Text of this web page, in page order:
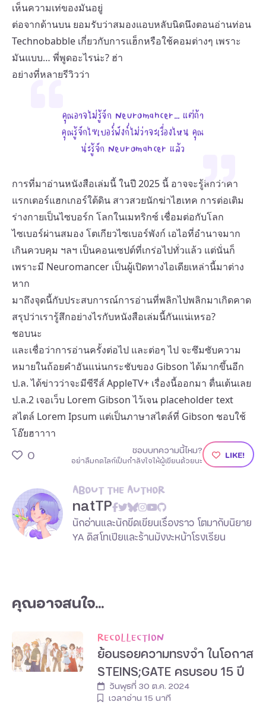
เห็นความเท่ของมันอยู่
ต่อจากด้านบน ยอมรับว่าสมองแอบหลับนิดนึงตอนอ่านท่อน
Technobabble เกี่ยวกับการแฮ็กหรือใช้คอมต่างๆ เพราะ
มันแบบ… พี่พูดอะไรน่ะ? ฮ่า
อย่างที่หลายรีวิวว่า
คุณอาจไม่รู้จัก Neuromancer… แต่ถ้า
คุณรู้จักไซเบอร์พังก์ไม่ว่าจะเรื่องไหน คุณ
น่ะรู้จัก Neuromancer แล้ว
การที่มาอ่านหนังสือเล่มนี้ ในปี 2025 นี้ อาจจะรู้สึกว่าคา
แรกเตอร์แฮกเกอร์ใต้ดิน สาวสวยนักฆ่าไฮเทค การต่อเติม
ร่างกายเป็นไซบอร์ก โลกในเมทริกซ์ เชื่อมต่อกับโลก
ไซเบอร์ผ่านสมอง โตเกียวไซเบอร์พังก์ เอไอที่อำนาจมาก
เกินควบคุม ฯลฯ เป็นคอนเซปต์ที่เกร่อไปทั่วแล้ว แต่นั่นก็
เพราะมี Neuromancer เป็นผู้เปิดทางไอเดียเหล่านี้มาต่าง
หาก
มาถึงจุดนี้กับประสบการณ์การอ่านที่พลิกไปพลิกมาเกิดคาด
สรุปว่าเรารู้สึกอย่างไรกับหนังสือเล่มนี้กันแน่เหรอ?
ชอบนะ
และเชื่อว่าการอ่านครั้งต่อไป และต่อๆ ไป จะซึมซับความ
หมายในถ้อยคำอันแน่นกระชับของ Gibson ได้มากขึ้นอีก
ป.ล. ได้ข่าวว่าจะมีซีรีส์ AppleTV+ เรื่องนี้ออกมา ตื่นเต้นเลย
ป.ล.2 เจอเว็บ Lorem Gibsonไว้เจน placeholder text
สไตล์ Lorem Ipsum แต่เป็นภาษาสไตล์ที่ Gibson ชอบใช้
โอ๊ยฮาาาา
0 ชอบบทความนี้ไหม?
อย่าลืมกดไลก์เป็นกำลังใจให้ผู้เขียนด้วยนะ LIKE!
ABOUT THE AUTHOR
natTP
นักอ่านและนักขีดเขียนเรื่องราว โตมากับนิยาย
YA ดิสโทเปียและร้านมังงะหน้าโรงเรียน
คุณอาจสนใจ...
RECOLLECTION
ย้อนรอยความทรงจำ ในโอกาส
STEINS;GATE ครบรอบ 15 ปี
วันพุธที่ 30 ต.ค. 2024
เวลาอ่าน15 นาที